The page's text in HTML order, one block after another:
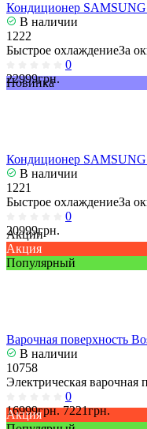
Кондиционер
В наличии
1222
Быстрое охлаждениеЗа
0
22999грн.
Новинка
Кондиционер
В наличии
1221
Быстрое охлаждениеЗа
0
20999грн.
Акции
Акция
Популярный
Варочная поверхность
В наличии
10758
Электрическая варочная
0
16999грн. 7221грн.
Акция